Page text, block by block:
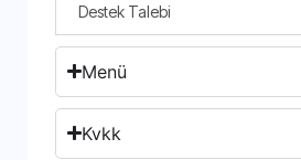
Destek Talebi
Menü
Kvkk